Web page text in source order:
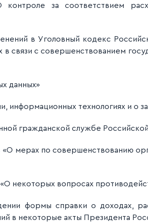
контроле за соответствием
в Уголовный кодекс
связи с совершенствованием
данных»
информационных технологиях и о
гражданской службе
«О мерах по совершенствованию
«О некоторых вопросах
формы справки о доходах,
в некоторые акты Президента